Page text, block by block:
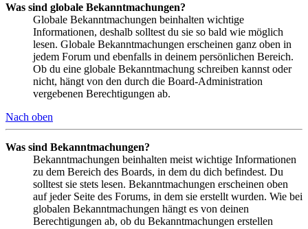
Was sind globale Bekanntmachungen?
Globale Bekanntmachungen beinhalten wichtige
Informationen, deshalb solltest du sie so bald wie möglich
lesen. Globale Bekanntmachungen erscheinen ganz oben in
jedem Forum und ebenfalls in deinem persönlichen Bereich.
Ob du eine globale Bekanntmachung schreiben kannst oder
nicht, hängt von den durch die Board-Administration
vergebenen Berechtigungen ab.
Nach oben
Was sind Bekanntmachungen?
Bekanntmachungen beinhalten meist wichtige Informationen
zu dem Bereich des Boards, in dem du dich befindest. Du
solltest sie stets lesen. Bekanntmachungen erscheinen oben
auf jeder Seite des Forums, in dem sie erstellt wurden. Wie bei
globalen Bekanntmachungen hängt es von deinen
Berechtigungen ab, ob du Bekanntmachungen erstellen